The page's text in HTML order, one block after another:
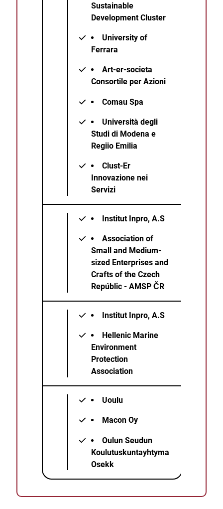
Sustainable
Development Cluster
University of
Ferrara
Art-er-societa
Consortile per Azioni
Comau Spa
Università degli
Studi di Modena e
Regiio Emilia
Clust-Er
Innovazione nei
Servizi
Institut Inpro, A.S
Association of
Small and Medium-
sized Enterprises and
Crafts of the Czech
Repúblic - AMSP ČR
Institut Inpro, A.S
Hellenic Marine
Environment
Protection
Association
Uoulu
Macon Oy
Oulun Seudun
Koulutuskuntayhtyma
Osekk